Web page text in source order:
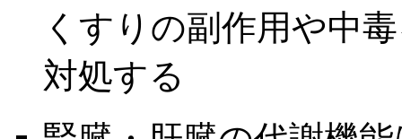
くすりの副作用や中
対処する